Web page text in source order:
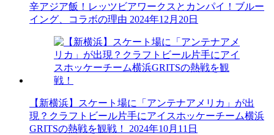
辛アジア飯！レッツビアワークスとカンパイ！ブルー
イング、コラボの理由 2024年12月20日
【新横浜】スケート場に「アンテナアメリカ」が出
現？クラフトビール片手にアイスホッケーチーム横浜
GRITSの熱戦を観戦！
2024年10月11日